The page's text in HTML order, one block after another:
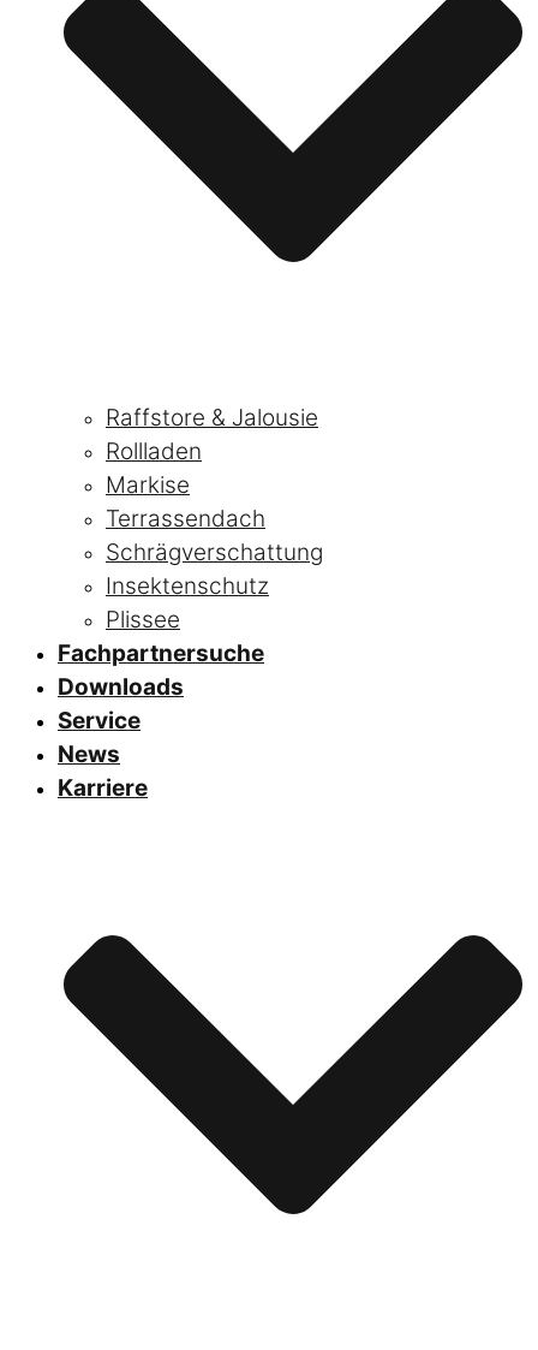
Raffstore & Jalousie
Rollladen
Markise
Terrassendach
Schrägverschattung
Insektenschutz
Plissee
Fachpartnersuche
Downloads
Service
News
Karriere